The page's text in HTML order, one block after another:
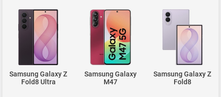
Samsung Galaxy Z
Fold8 Ultra
Samsung Galaxy
M47
Samsung Galaxy Z
Fold8